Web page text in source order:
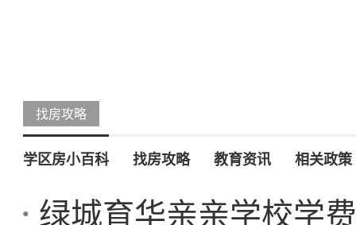
找房攻略
学区房小百科 找房攻略 教育资讯 相关政策
绿城育华亲亲学校学